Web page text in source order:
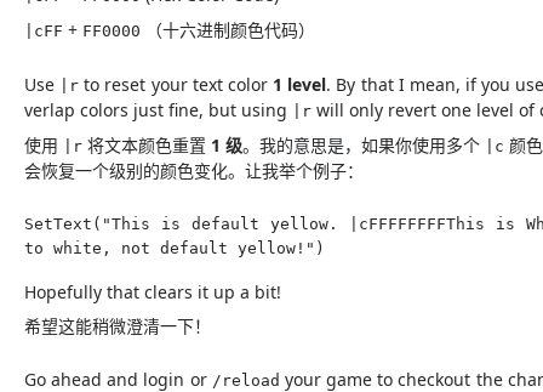
|cFF + FF0000 （十六进制颜色代码）
Use |r to reset your text color 1 level. By that I mean, if you
verlap colors just fine, but using
|r will only revert one level of
使用
|r 将文本颜色重置 1 级。我的意思是，如果你使用多个 |c 颜
会恢复一个级别的颜色变化。让我举个例子：
SetText("This is default yellow. |cFFFFFFFFThis is
to white, not default yellow!")
Hopefully that clears it up a bit!
希望这能稍微澄清一下！
Go ahead and login or /reload your game to checkout the